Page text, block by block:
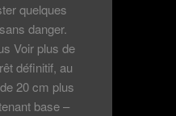
quelques
danger.
Voir plus de
définitif, au
20 cm plus
base –